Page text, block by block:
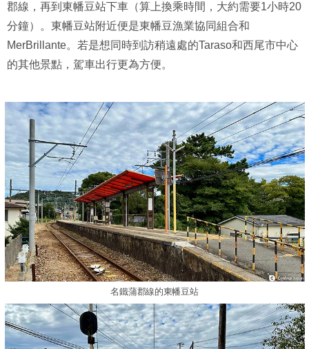
郡線，再到東幡豆站下車（算上換乘時間，大約需要1小時20
分鐘）。東幡豆站附近便是東幡豆漁業協同組合和
MerBrillante。若是想同時到訪稍遠處的Taraso和西尾市中心
的其他景點，駕車出行更為方便。
名鐵蒲郡線的東幡豆站